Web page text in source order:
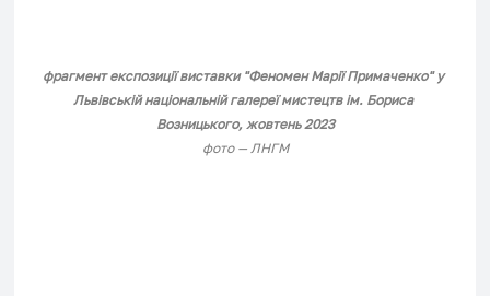
фрагмент експозиції виставки "Феномен Марії Примаченко" у
Львівській національній галереї мистецтв ім. Бориса
Возницького, жовтень 2023
фото — ЛНГМ